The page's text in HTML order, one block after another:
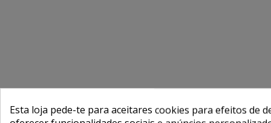
Esta loja pede-te para aceitares cookies para efeitos de